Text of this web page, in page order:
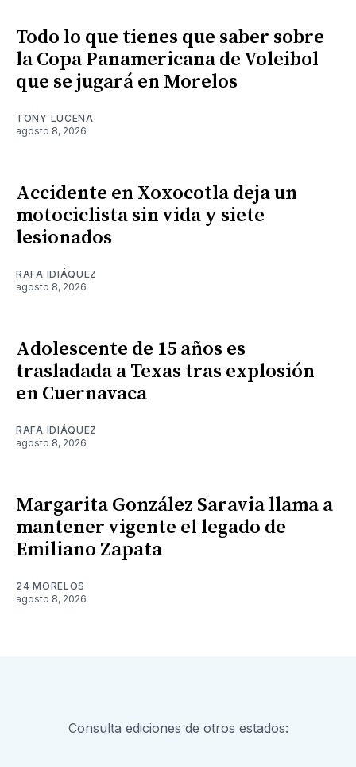
Todo lo que tienes que saber sobre
la Copa Panamericana de Voleibol
que se jugará en Morelos
TONY LUCENA
agosto 8, 2026
Accidente en Xoxocotla deja un
motociclista sin vida y siete
lesionados
RAFA IDIÁQUEZ
agosto 8, 2026
Adolescente de 15 años es
trasladada a Texas tras explosión
en Cuernavaca
RAFA IDIÁQUEZ
agosto 8, 2026
Margarita González Saravia llama a
mantener vigente el legado de
Emiliano Zapata
24 MORELOS
agosto 8, 2026
Consulta ediciones de otros estados: